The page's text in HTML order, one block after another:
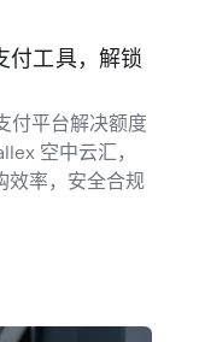
付工具，解锁
付平台解决额度
空中云汇，
效率，安全合规